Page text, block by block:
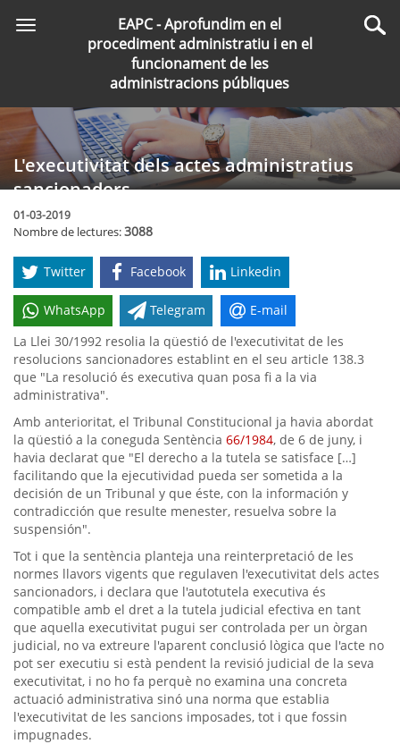
Toggle
navigation
EAPC - Aprofundim en el
procediment administratiu i en el
funcionament de les
administracions públiques
L'executivitat dels actes administratius
sancionadors
01-03-2019
Nombre de lectures:3088
Twitter Facebook Linkedin
WhatsApp Telegram
E-mail
La Llei 30/1992 resolia la qüestió de l'executivitat de les
resolucions sancionadores establint en el seu article 138.3
que "La resolució és executiva quan posa fi a la via
administrativa".
Amb anterioritat, el Tribunal Constitucional ja havia abordat
la qüestió a la coneguda Sentència 66/1984, de 6 de juny, i
havia declarat que "El derecho a la tutela se satisface […]
facilitando que la ejecutividad pueda ser sometida a la
decisión de un Tribunal y que éste, con la información y
contradicción que resulte menester, resuelva sobre la
suspensión".
Tot i que la sentència planteja una reinterpretació de les
normes llavors vigents que regulaven l'executivitat dels actes
sancionadors, i declara que l'autotutela executiva és
compatible amb el dret a la tutela judicial efectiva en tant
que aquella executivitat pugui ser controlada per un òrgan
judicial, no va extreure l'aparent conclusió lògica que l'acte no
pot ser executiu si està pendent la revisió judicial de la seva
executivitat, i no ho fa perquè no examina una concreta
actuació administrativa sinó una norma que establia
l'executivitat de les sancions imposades, tot i que fossin
impugnades.